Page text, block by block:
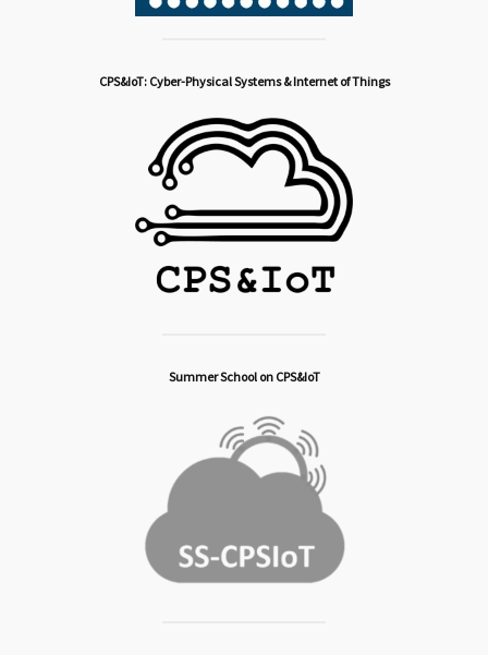
CPS&IoT: Cyber-Physical Systems & Internet of Things
Summer School on CPS&IoT